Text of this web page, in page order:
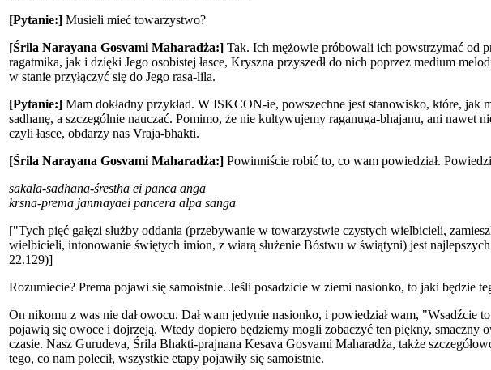
[Pytanie:] Musieli mieć towarzystwo?
[Śrila Narayana Gosvami Maharadża:] Tak. Ich mężowie próbowali ich powstrzymać od
ragatmika, jak i dzięki Jego osobistej łasce, Kryszna przyszedł do nich poprzez medium
w stanie przyłączyć się do Jego rasa-lila.
[Pytanie:] Mam dokładny przykład. W ISKCON-ie, powszechne jest stanowisko, które,
sadhanę, a szczególnie nauczać. Pomimo, że nie kultywujemy raganuga-bhajanu, ani
czyli łasce, obdarzy nas Vraja-bhakti.
[Śrila Narayana Gosvami Maharadża:] Powinniście robić to, co wam powiedział.
sakala-sadhana-śrestha ei panca anga
krsna-prema janmayaei pancera alpa sanga
["Tych pięć gałęzi służby oddania (przebywanie w towarzystwie czystych wielbicieli,
wielbicieli, intonowanie świętych imion, z wiarą służenie Bóstwu w świątyni) jest
22.129)]
Rozumiecie? Prema pojawi się samoistnie. Jeśli posadzicie w ziemi nasionko, to jaki będzie
On nikomu z was nie dał owocu. Dał wam jedynie nasionko, i powiedział wam,
pojawią się owoce i dojrzeją. Wtedy dopiero będziemy mogli zobaczyć ten piękny, smaczny
czasie. Nasz Gurudeva, Śrila Bhakti-prajnana Kesava Gosvami Maharadża, także
tego, co nam polecił, wszystkie etapy pojawiły się samoistnie.